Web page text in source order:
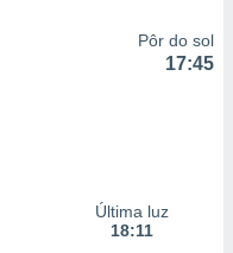
Pôr do sol
17:45
Última luz
18:11